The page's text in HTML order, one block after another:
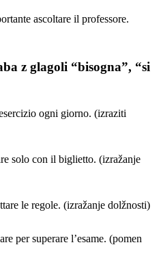
ascoltare il professore.
z glagoli “bisogna”, “si
ogni giorno. (izraziti
solo con il biglietto. (izražanje
le regole. (izražanje dolžnosti)
per superare l’esame. (pomen